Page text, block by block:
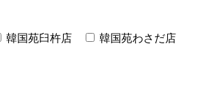
韓国苑臼杵店
韓国苑わさだ店